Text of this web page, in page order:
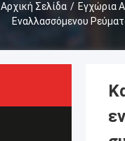
Αρχική Σελίδα / Εγχώρια
Εναλλασσόμενου